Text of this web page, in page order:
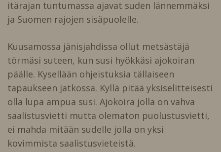
itärajan tuntumassa ajavat suden lännemmäksi
ja Suomen rajojen sisäpuolelle.
Kuusamossa jänisjahdissa ollut metsästäjä
törmäsi suteen, kun susi hyökkäsi ajokoiran
päälle. Kysellään ohjeistuksia tällaiseen
tapaukseen jatkossa. Kyllä pitää yksiselitteisesti
olla lupa ampua susi. Ajokoira jolla on vahva
saalistusvietti mutta olematon puolustusvietti,
ei mahda mitään sudelle jolla on yksi
kovimmista saalistusvieteistä.